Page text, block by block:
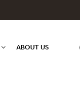
ABOUT US